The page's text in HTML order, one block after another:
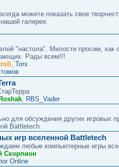
можете показать свое
галерее.
"настола". Милости просим, как
Рады всем!!!
Torx
RBS_Vader
для обсуждения других игровых
Battletech.
игр вселенной Battletech
любые компьютерные игры
Скорпион
Online